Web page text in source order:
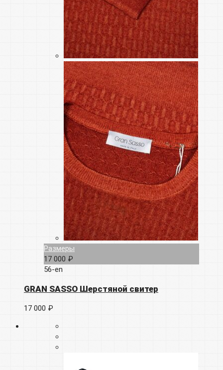
Размеры
17 000 ₽
56-en
GRAN SASSO Шерстяной свитер
17 000 ₽